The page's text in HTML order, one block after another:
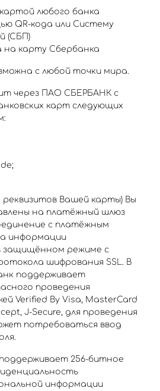
любого банка
QR-кода или Систему
(СБП)
карту Сбербанка
с любой точки мира.
через ПАО СБЕРБАНК с
карт следующих
реквизитов Вашей карты) Вы
на платёжный шлюз
с платёжным
информации
защищённом режиме с
шифрования SSL. В
поддерживает
проведения
Verified By Visa, MasterCard
J-Secure, для проведения
потребоваться ввод
256-битное
информации